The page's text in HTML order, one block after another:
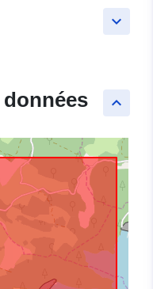
keyboard_arrow_down
keyboard_arrow_up